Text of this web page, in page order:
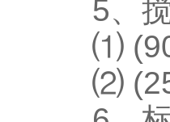
5、
⑴
⑵